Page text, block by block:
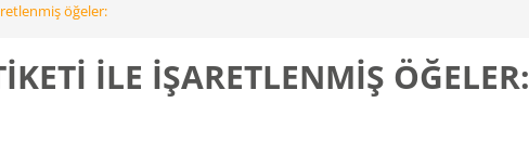
öğeler:
ILE IŞARETLENMIŞ ÖĞELER: